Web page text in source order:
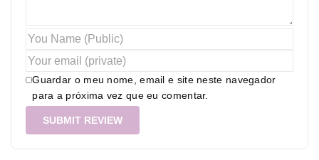
Guardar o meu nome, email e site neste navegador
para a próxima vez que eu comentar.